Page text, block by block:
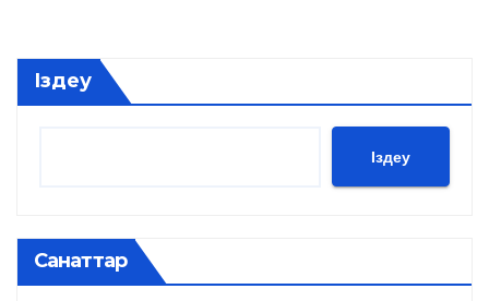
Іздеу
Іздеу
Санаттар